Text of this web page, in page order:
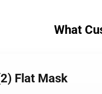
What
Flat Mask